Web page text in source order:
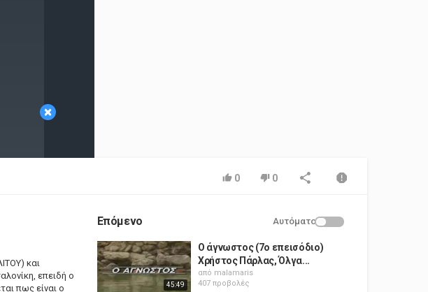
×
0 0
και
επειδή ο
πως είναι ο
Επόμενο Αυτόματο
45:49
Ο άγνωστος (7ο επεισόδιο)
Χρήστος Πάρλας, Όλγα...
από malamaris
407 προβολές